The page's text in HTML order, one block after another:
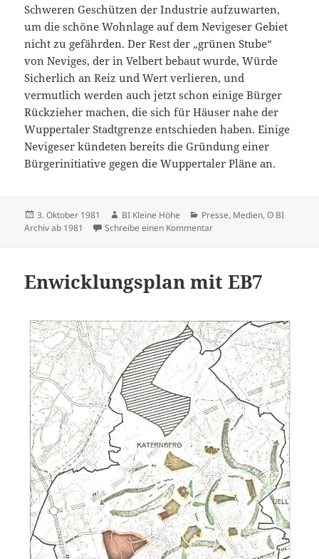
Schweren Geschützen der Industrie aufzuwarten,
um die schöne Wohnlage auf dem Nevigeser Gebiet
nicht zu gefährden. Der Rest der „grünen Stube“
von Neviges, der in Velbert bebaut wurde, Würde
Sicherlich an Reiz und Wert verlieren, und
vermutlich werden auch jetzt schon einige Bürger
Rückzieher machen, die sich für Häuser nahe der
Wuppertaler Stadtgrenze entschieden haben. Einige
Nevigeser kündeten bereits die Gründung einer
Bürgerinitiative gegen die Wuppertaler Pläne an.
Veröffentlicht
am
3. Oktober 1981 Autor
BI Kleine Höhe Kategorien
Presse, Medien,ʘ BI
Archiv ab 1981
Schreibe einen Kommentarzu Wuppertals
Enwicklungsplan mit EB7